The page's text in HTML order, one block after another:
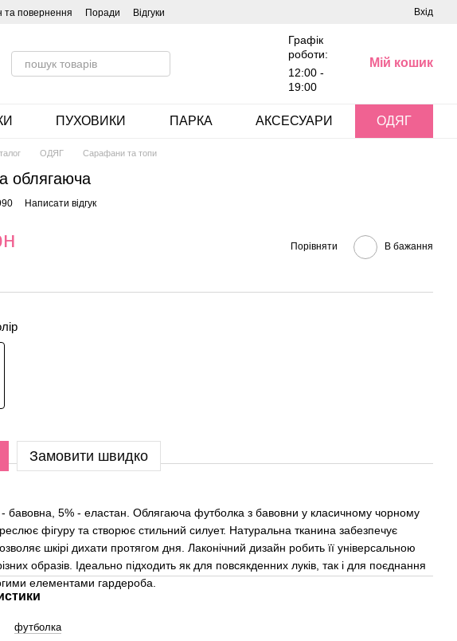
та повернення Поради Відгуки Вхід
Графік
роботи:
12:00 -
19:00
Мій кошик
ПУХОВИКИ ПАРКА АКСЕСУАРИ ОДЯГ
ОДЯГ Сарафани та топи
облягаюча
Написати відгук
Порівняти В бажання
Замовити швидко
бавовна, 5% - еластан. Облягаюча футболка з бавовни у класичному чорному
фігуру та створює стильний силует. Натуральна тканина забезпечує
шкірі дихати протягом дня. Лаконічний дизайн робить її універсальною
образів. Ідеально підходить як для повсякденних луків, так і для поєднання
елементами гардероба.
футболка